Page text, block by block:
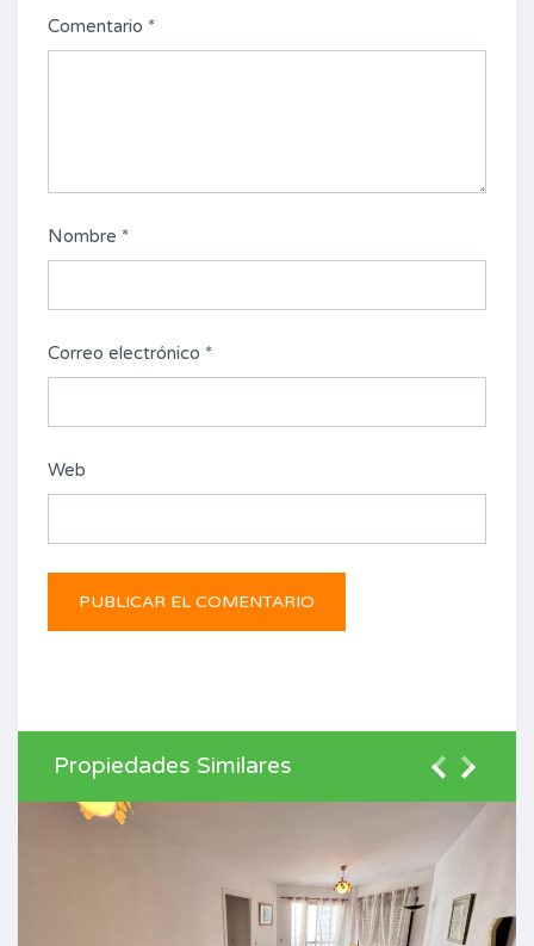
Comentario *
Nombre *
Correo electrónico *
Web
Propiedades Similares